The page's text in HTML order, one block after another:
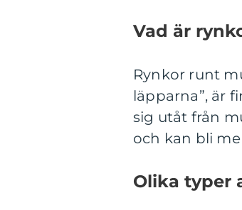
Vad är
Rynkor runt
läpparna”, är
sig utåt från
och kan bli
Olika typer